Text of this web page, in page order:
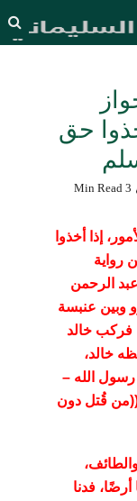
حق
3 Min Read
إذا أخذوا
رواية
الرحمن
وبين عنبسة
فركب خالد
خالد،
رسول الله–
من قُتل دون
فدنا